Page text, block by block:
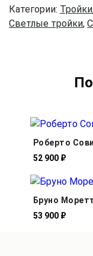
Категории: Тройки
Светлые тройки,
Роберто
52 900 ₽
Бруно
53 900 ₽